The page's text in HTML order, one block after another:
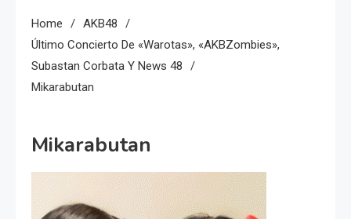
Home
AKB48
Último Concierto De «Warotas», «AKBZombies»,
Subastan Corbata Y News 48
Mikarabutan
Mikarabutan